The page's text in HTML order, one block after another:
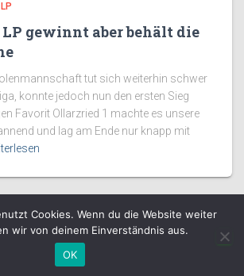
gewinnt aber behält die
tut sich weiterhin schwer
konnte jedoch nun den ersten Sieg
Favorit Ollarzried 1 machte es unsere
und lag am Ende nur knapp mit
| Entwickelt von
Cookies. Wenn du die Website weiter
wir von deinem Einverständnis aus.
OK